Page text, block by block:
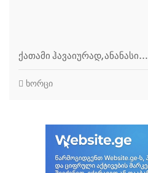
ქათამი ჰავაიურად, ანანასი…
ხორცი